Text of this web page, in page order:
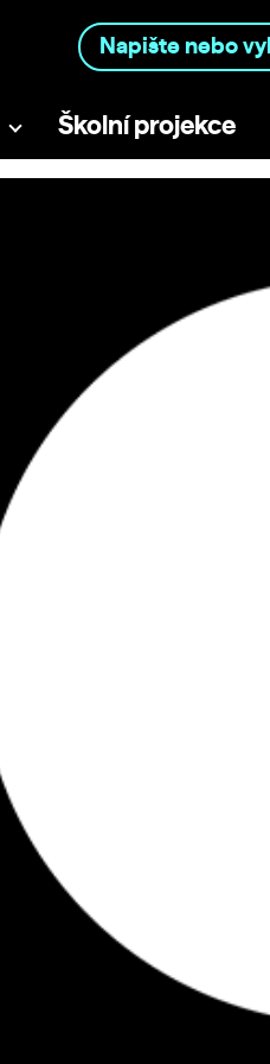
Školní projekce